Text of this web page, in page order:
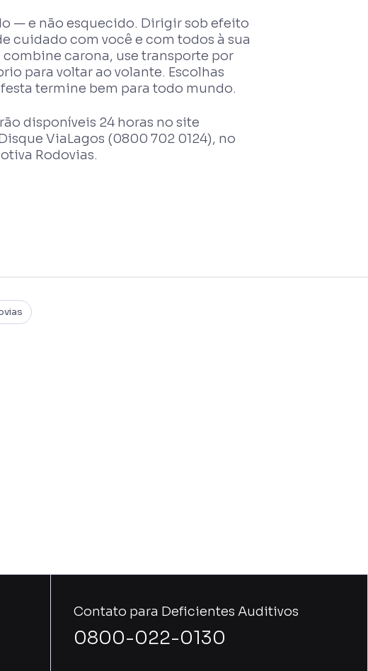
— e não esquecido. Dirigir sob efeito
cuidado com você e com todos à sua
combine carona, use transporte por
para voltar ao volante. Escolhas
termine bem para todo mundo.
disponíveis 24 horas no site
ViaLagos (0800 702 0124), no
Rodovias.
Contato para Deficientes Auditivos
0800-022-0130